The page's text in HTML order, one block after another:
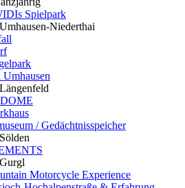
Spielpark
Niederthai
Umhausen
/ Gedächtnisspeicher
Motorcycle Experience